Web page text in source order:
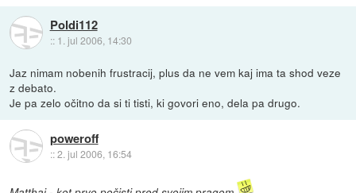
Poldi112
:: 1. jul 2006, 14:30
Jaz nimam nobenih frustracij, plus da ne vem kaj ima ta shod veze
z debato.
Je pa zelo očitno da si ti tisti, ki govori eno, dela pa drugo.
poweroff
::2. jul 2006, 16:54